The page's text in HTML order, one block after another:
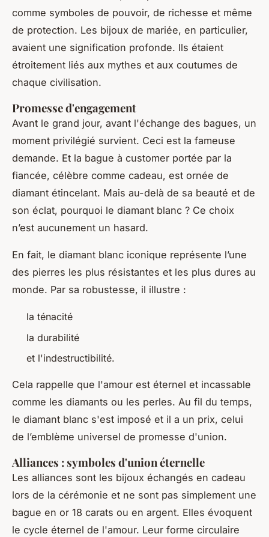
comme symboles de pouvoir, de richesse et même
de protection. Les bijoux de mariée, en particulier,
avaient une signification profonde. Ils étaient
étroitement liés aux mythes et aux coutumes de
chaque civilisation.
Promesse d'engagement
Avant le grand jour, avant l'échange des bagues, un
moment privilégié survient. Ceci est la fameuse
demande. Et la bague à customer portée par la
fiancée, célèbre comme cadeau, est ornée de
diamant étincelant. Mais au-delà de sa beauté et de
son éclat, pourquoi le diamant blanc ? Ce choix
n’est aucunement un hasard.
En fait, le diamant blanc iconique représente l’une
des pierres les plus résistantes et les plus dures au
monde. Par sa robustesse, il illustre :
la ténacité
la durabilité
et l'indestructibilité.
Cela rappelle que l'amour est éternel et incassable
comme les diamants ou les perles. Au fil du temps,
le diamant blanc s'est imposé et il a un prix, celui
de l’emblème universel de promesse d'union.
Alliances : symboles d'union éternelle
Les alliances sont les bijoux échangés en cadeau
lors de la cérémonie et ne sont pas simplement une
bague en or 18 carats ou en argent. Elles évoquent
le cycle éternel de l'amour. Leur forme circulaire